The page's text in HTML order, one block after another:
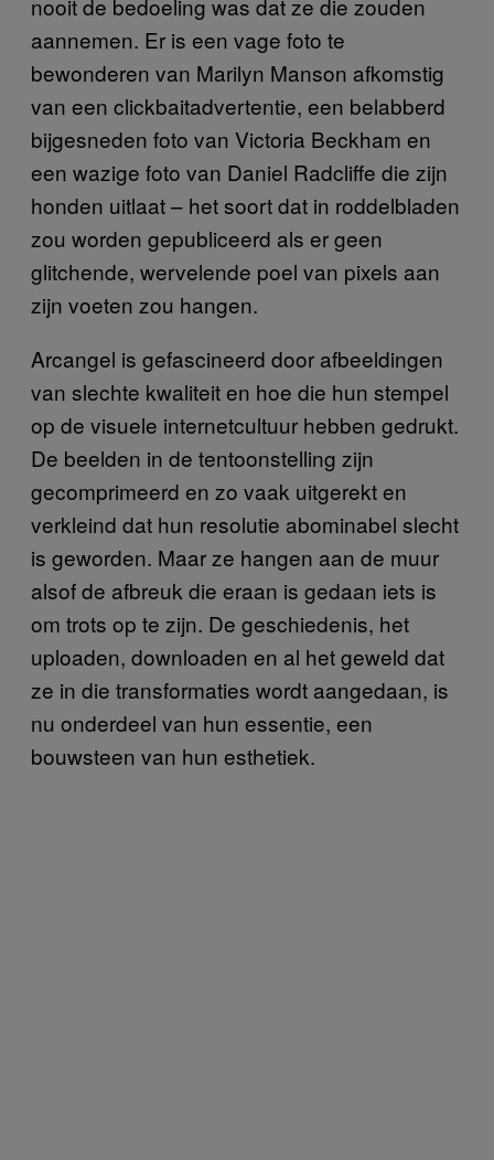
nooit de bedoeling was dat ze die zouden
aannemen. Er is een vage foto te
bewonderen van Marilyn Manson afkomstig
van een clickbaitadvertentie, een belabberd
bijgesneden foto van Victoria Beckham en
een wazige foto van Daniel Radcliffe die zijn
honden uitlaat – het soort dat in roddelbladen
zou worden gepubliceerd als er geen
glitchende, wervelende poel van pixels aan
zijn voeten zou hangen.
Arcangel is gefascineerd door afbeeldingen
van slechte kwaliteit en hoe die hun stempel
op de visuele internetcultuur hebben gedrukt.
De beelden in de tentoonstelling zijn
gecomprimeerd en zo vaak uitgerekt en
verkleind dat hun resolutie abominabel slecht
is geworden. Maar ze hangen aan de muur
alsof de afbreuk die eraan is gedaan iets is
om trots op te zijn. De geschiedenis, het
uploaden, downloaden en al het geweld dat
ze in die transformaties wordt aangedaan, is
nu onderdeel van hun essentie, een
bouwsteen van hun esthetiek.